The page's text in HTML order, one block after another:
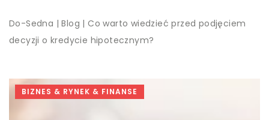
Do-Sedna |Blog |Co warto wiedzieć przed podjęciem
decyzji o kredycie hipotecznym?
BIZNES & RYNEK & FINANSE